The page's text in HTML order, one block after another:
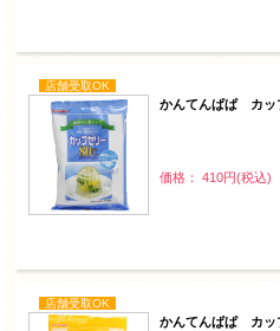
店舗受取OK
かんてんぱぱ カ
価格： 410円(税込)
店舗受取OK
かんてんぱぱ カ